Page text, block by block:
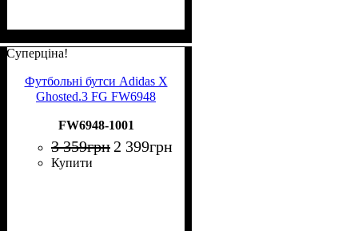
Суперціна!
Футбольні бутси Adidas X
Ghosted.3 FG FW6948
FW6948-1001
3 359грн 2 399грн
Купити